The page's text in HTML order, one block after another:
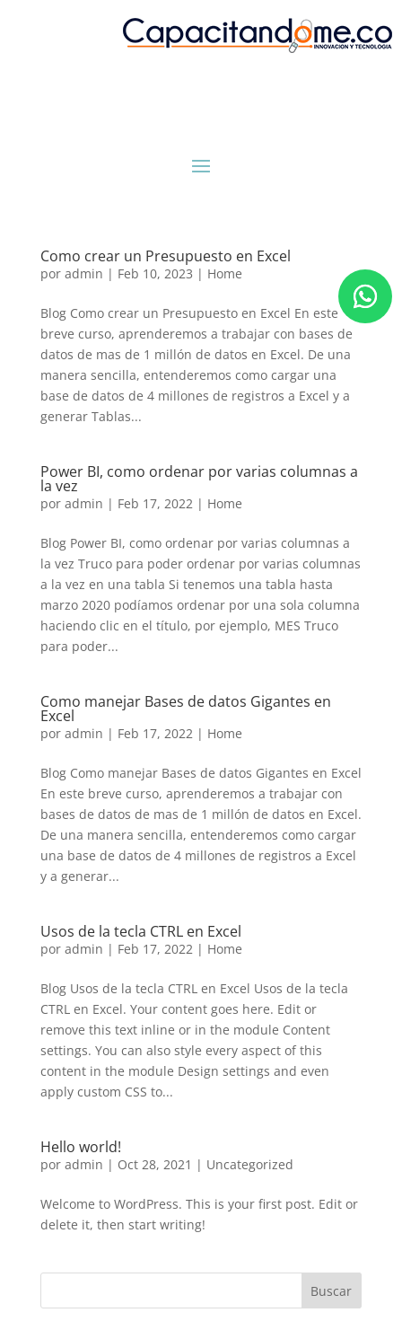
Como crear un Presupuesto en Excel
por admin | Feb 10, 2023 | Home
Blog Como crear un Presupuesto en Excel En este
breve curso, aprenderemos a trabajar con bases de
datos de mas de 1 millón de datos en Excel. De una
manera sencilla, entenderemos como cargar una
base de datos de 4 millones de registros a Excel y a
generar Tablas...
Power BI, como ordenar por varias columnas a
la vez
por admin | Feb 17, 2022| Home
Blog Power BI, como ordenar por varias columnas a
la vez Truco para poder ordenar por varias columnas
a la vez en una tabla Si tenemos una tabla hasta
marzo 2020 podíamos ordenar por una sola columna
haciendo clic en el título, por ejemplo, MES Truco
para poder...
Como manejar Bases de datos Gigantes en
Excel
por admin | Feb 17, 2022| Home
Blog Como manejar Bases de datos Gigantes en Excel
En este breve curso, aprenderemos a trabajar con
bases de datos de mas de 1 millón de datos en Excel.
De una manera sencilla, entenderemos como cargar
una base de datos de 4 millones de registros a Excel
y a generar...
Usos de la tecla CTRL en Excel
por admin | Feb 17, 2022| Home
Blog Usos de la tecla CTRL en Excel Usos de la tecla
CTRL en Excel. Your content goes here. Edit or
remove this text inline or in the module Content
settings. You can also style every aspect of this
content in the module Design settings and even
apply custom CSS to...
Hello world!
por admin | Oct 28, 2021 | Uncategorized
Welcome to WordPress. This is your first post. Edit or
delete it, then start writing!
Buscar